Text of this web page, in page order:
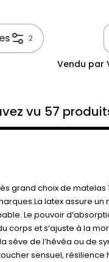
2
Vendu par
vu 57
grand choix de matelas
latex assure un
Le pouvoir
corps et s’ajuste à la
sève de l’hévéa ou de
sensuel, résilience